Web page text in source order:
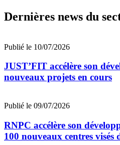
Dernières news du
Publié le 10/07/2026
JUST’FIT accélère son
nouveaux projets en cours
Publié le 09/07/2026
RNPC accélère son
100 nouveaux centres visés